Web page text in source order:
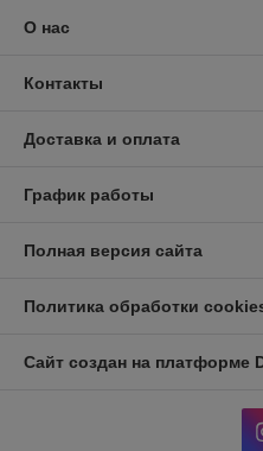
О нас
Контакты
Доставка и оплата
График работы
Полная версия сайта
Политика обработки
Сайт создан на платформе